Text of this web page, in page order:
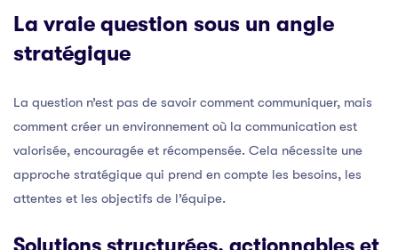
La vraie question sous un angle
stratégique
La question n’est pas de savoir comment communiquer, mais
comment créer un environnement où la communication est
valorisée, encouragée et récompensée. Cela nécessite une
approche stratégique qui prend en compte les besoins, les
attentes et les objectifs de l’équipe.